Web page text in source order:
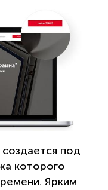
под
которого
Ярким